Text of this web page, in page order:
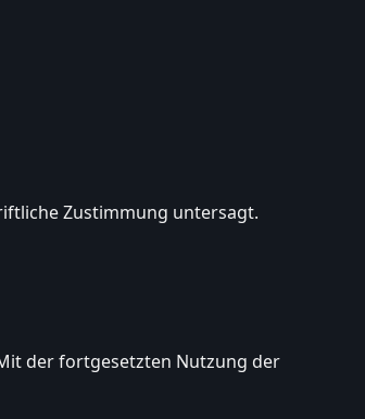
Zustimmung untersagt.
der fortgesetzten Nutzung der